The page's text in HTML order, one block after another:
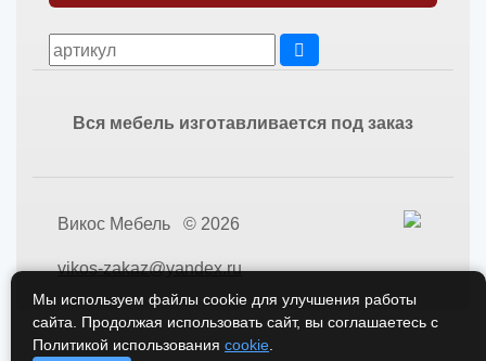
Вся мебель изготавливается под заказ
Викос Мебель © 2026
vikos-zakaz@yandex.ru
Мы используем файлы cookie для улучшения работы
сайта. Продолжая использовать сайт, вы соглашаетесь с
Политикой использования cookie